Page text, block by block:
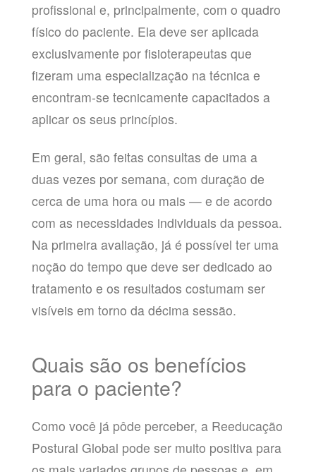
profissional e, principalmente, com o quadro
físico do paciente. Ela deve ser aplicada
exclusivamente por fisioterapeutas que
fizeram uma especialização na técnica e
encontram-se tecnicamente capacitados a
aplicar os seus princípios.
Em geral, são feitas consultas de uma a
duas vezes por semana, com duração de
cerca de uma hora ou mais — e de acordo
com as necessidades individuais da pessoa.
Na primeira avaliação, já é possível ter uma
noção do tempo que deve ser dedicado ao
tratamento e os resultados costumam ser
visíveis em torno da décima sessão.
Quais são os benefícios
para o paciente?
Como você já pôde perceber, a Reeducação
Postural Global pode ser muito positiva para